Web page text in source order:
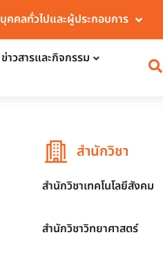
บุคคลทั่วไปและผู้ประกอบการ
ข่าวสารและกิจกรรม
สำนักวิชา
สำนักวิชาเทคโนโลยีสังคม
สำนักวิชาวิทยาศาสตร์